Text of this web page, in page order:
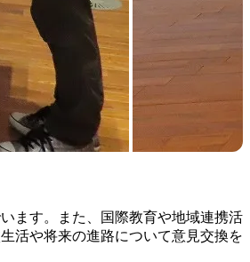
ます。また、国際教育や地域連携活
活や将来の進路について意見交換を